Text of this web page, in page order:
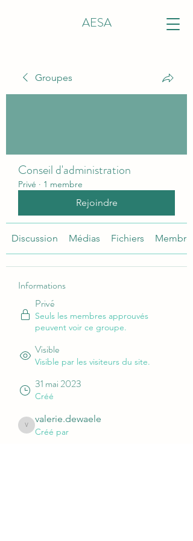
AESA
Groupes
Conseil d'administration
Privé · 1 membre
Rejoindre
Discussion Médias Fichiers Membres
Informations
Privé
Seuls les membres approuvés
peuvent voir ce groupe.
Visible
Visible par les visiteurs du site.
31 mai 2023
Créé
valerie.dewaele
valerie.dewaele
Créé par